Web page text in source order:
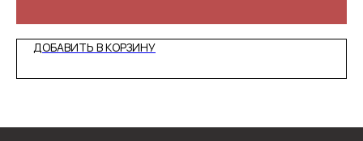
ДОБАВИТЬ В КОРЗИНУ